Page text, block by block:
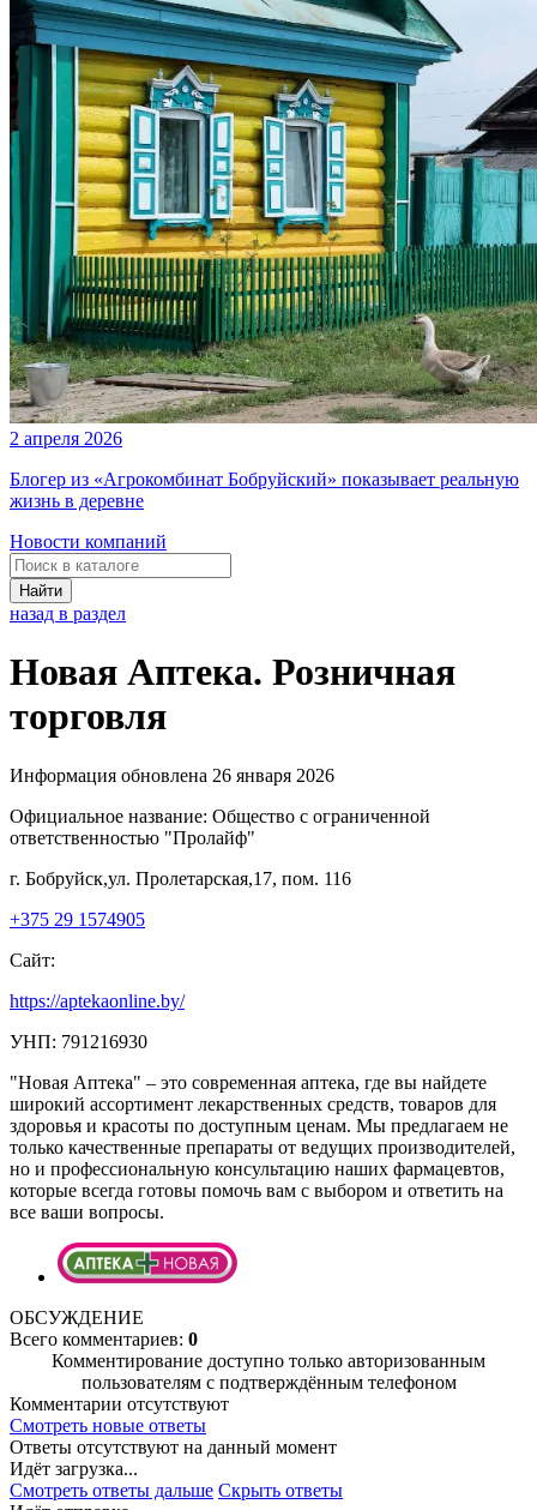
2 апреля 2026
Блогер из «Агрокомбинат Бобруйский» показывает реальную
жизнь в деревне
Новости компаний
Найти
назад в раздел
Новая Аптека. Розничная
торговля
Информация обновлена 26 января 2026
Официальное название: Общество с ограниченной
ответственностью "Пролайф"
г. Бобруйск,ул. Пролетарская,17, пом. 116
+375 29 1574905
Сайт:
https://aptekaonline.by/
УНП: 791216930
"Новая Аптека" – это современная аптека, где вы найдете
широкий ассортимент лекарственных средств, товаров для
здоровья и красоты по доступным ценам. Мы предлагаем не
только качественные препараты от ведущих производителей,
но и профессиональную консультацию наших фармацевтов,
которые всегда готовы помочь вам с выбором и ответить на
все ваши вопросы.
ОБСУЖДЕНИЕ
Всего комментариев: 0
Комментирование доступно только авторизованным
пользователям с подтверждённым телефоном
Комментарии отсутствуют
Смотреть новые ответы
Ответы отсутствуют на данный момент
Идёт загрузка...
Смотреть ответы дальше Скрыть ответы